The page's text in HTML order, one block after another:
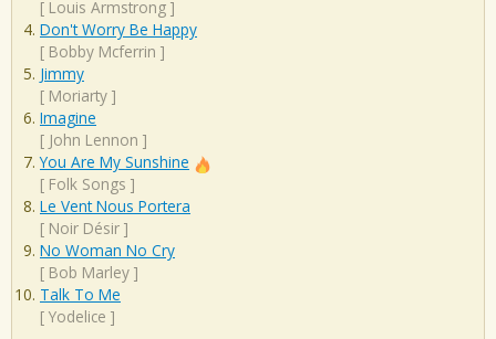
[ Louis Armstrong ]
Don't Worry Be Happy
[ Bobby Mcferrin ]
Jimmy
[ Moriarty ]
Imagine
[ John Lennon ]
You Are My Sunshine
[ Folk Songs ]
Le Vent Nous Portera
[ Noir Désir ]
No Woman No Cry
[ Bob Marley ]
Talk To Me
[ Yodelice ]